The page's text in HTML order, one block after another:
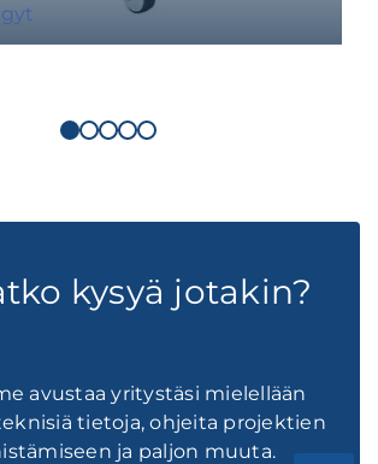
kysyä jotakin?
avustaa yritystäsi mielellään
tietoja, ohjeita projektien
ja paljon muuta.